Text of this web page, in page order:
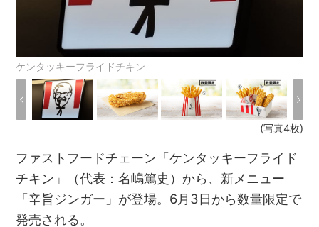
ケンタッキーフライドチキン
(写真4枚)
ファストフードチェーン「ケンタッキーフライド
チキン」（代表：名嶋篤史）から、新メニュー
「辛旨ジンガー」が登場。6月3日から数量限定で
発売される。